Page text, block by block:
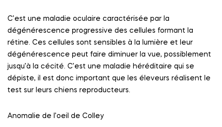
C’est une maladie oculaire caractérisée par la
dégénérescence progressive des cellules formant la
rétine. Ces cellules sont sensibles à la lumière et leur
dégénérescence peut faire diminuer la vue, possiblement
jusqu’à la cécité. C’est une maladie héréditaire qui se
dépiste, il est donc important que les éleveurs réalisent le
test sur leurs chiens reproducteurs.
Anomalie de l’oeil de Colley